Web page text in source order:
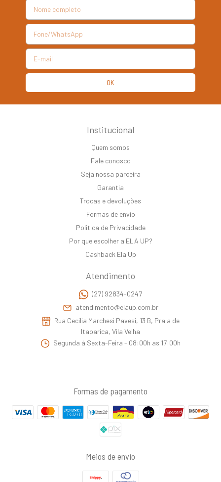
Institucional
Quem somos
Fale conosco
Seja nossa parceira
Garantia
Trocas e devoluções
Formas de envio
Politica de Privacidade
Por que escolher a ELA UP?
Cashback Ela Up
Atendimento
(27) 92834-0247
atendimento@elaup.com.br
Rua Cecilia Marchesi Pavesi, 13 B, Praia de
Itaparica, Vila Velha
Segunda à Sexta-Feira - 08:00h as 17:00h
Formas de pagamento
Meios de envio